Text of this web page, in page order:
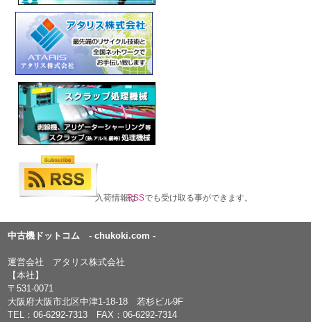
入荷情報はRSSでも受け取る事ができます。
中古機ドットコム - chukoki.com -
運営会社 アタリス株式会社
【本社】
〒531-0071
大阪府大阪市北区中津1-18-18 若杉ビル9F
TEL：06-6292-7313 FAX：06-6292-7314